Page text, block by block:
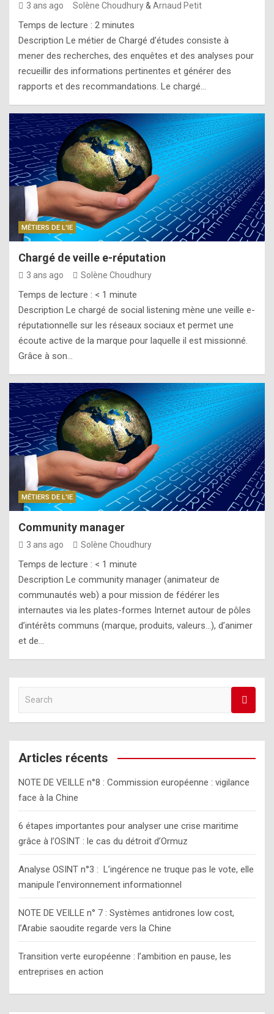
3 ans ago Solène Choudhury& Arnaud Petit
Temps de lecture : 2 minutes
Description Le métier de Chargé d’études consiste à
mener des recherches, des enquêtes et des analyses pour
recueillir des informations pertinentes et générer des
rapports et des recommandations. Le chargé…
MÉTIERS DE L'IE
Chargé de veille e-réputation
3 ans ago Solène Choudhury
Temps de lecture : < 1 minute
Description Le chargé de social listening mène une veille e-
réputationnelle sur les réseaux sociaux et permet une
écoute active de la marque pour laquelle il est missionné.
Grâce à son…
MÉTIERS DE L'IE
Community manager
3 ans ago Solène Choudhury
Temps de lecture : < 1 minute
Description Le community manager (animateur de
communautés web) a pour mission de fédérer les
internautes via les plates-formes Internet autour de pôles
d’intérêts communs (marque, produits, valeurs…), d’animer
et de…
a
r
c
Articles récents
NOTE DE VEILLE n°8 : Commission européenne : vigilance
face à la Chine
6 étapes importantes pour analyser une crise maritime
grâce à l’OSINT : le cas du détroit d’Ormuz
Analyse OSINT n°3 : L’ingérence ne truque pas le vote, elle
manipule l’environnement informationnel
NOTE DE VEILLE n° 7 : Systèmes antidrones low cost,
l’Arabie saoudite regarde vers la Chine
Transition verte européenne : l’ambition en pause, les
entreprises en action